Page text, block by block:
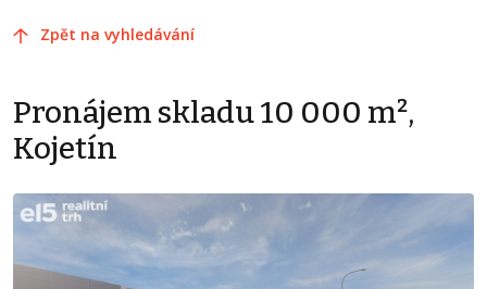
Zpět na vyhledávání
Pronájem skladu 10 000 m²,
Kojetín